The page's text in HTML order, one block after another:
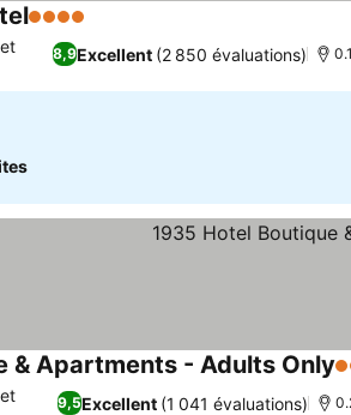
4 Étoiles
8,9Excellent (2 850 évaluations)
& Apartments - Adults Only4
9,5Excellent (1 041 évaluations)